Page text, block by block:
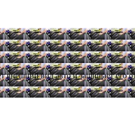
внешний вид авто и защищает его